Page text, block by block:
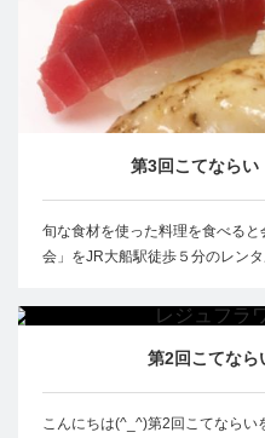
第3回こてならい
旬な食材を使った料理を食べる
会」をJR大船駅徒歩５分のレン
第2回こてなら
こんにちは(^_^)第2回こてなら